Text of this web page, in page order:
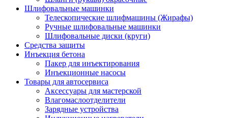
Шлифовальные машинки
Телескопические шлифмашины (Жирафы)
Ручные шлифовальные машинки
Шлифовальные диски (круги)
Средства защиты
Инъекция бетона
Пакер для инъектирования
Инъекционные насосы
Товары для автосервиса
Аксессуары для мастерской
Влагомаслоотделители
Зарядные устройства